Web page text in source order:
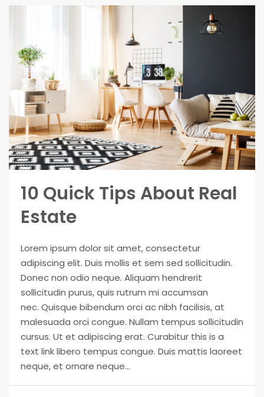
10 Quick Tips About Real
Estate
Lorem ipsum dolor sit amet, consectetur
adipiscing elit. Duis mollis et sem sed sollicitudin.
Donec non odio neque. Aliquam hendrerit
sollicitudin purus, quis rutrum mi accumsan
nec. Quisque bibendum orci ac nibh facilisis, at
malesuada orci congue. Nullam tempus sollicitudin
cursus. Ut et adipiscing erat. Curabitur this is a
text link libero tempus congue. Duis mattis laoreet
neque, et ornare neque...